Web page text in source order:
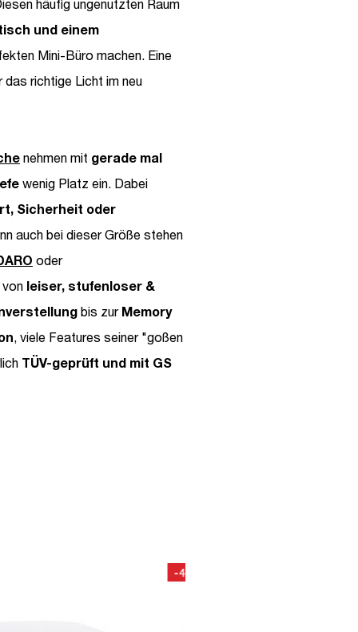
häufig ungenutzten Raum
und einem
Mini-Büro machen. Eine
richtige Licht im neu
nehmen mit gerade mal
wenig Platz ein. Dabei
Sicherheit oder
auch bei dieser Größe stehen
oder
von leiser, stufenloser &
bis zur Memory
, viele Features seiner "goßen
TÜV-geprüft und mit GS